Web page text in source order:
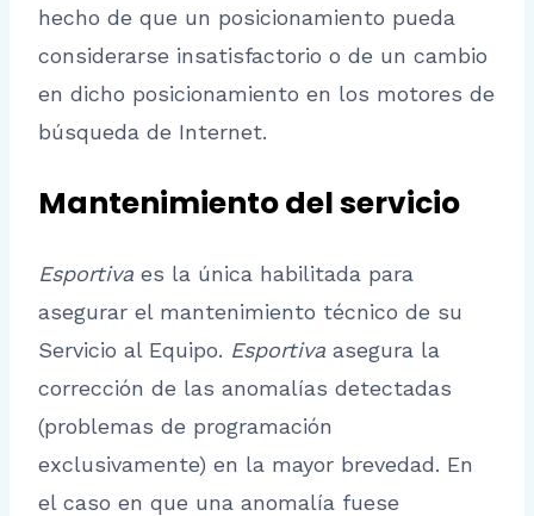
hecho de que un posicionamiento pueda
considerarse insatisfactorio o de un cambio
en dicho posicionamiento en los motores de
búsqueda de Internet.
Mantenimiento del servicio
Esportiva es la única habilitada para
asegurar el mantenimiento técnico de su
Servicio al Equipo. Esportiva asegura la
corrección de las anomalías detectadas
(problemas de programación
exclusivamente) en la mayor brevedad. En
el caso en que una anomalía fuese